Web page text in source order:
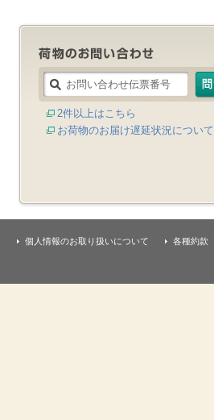
2件以上はこちら
お荷物のお届け遅延状況について
個人情報のお取り扱いについて 各種約款